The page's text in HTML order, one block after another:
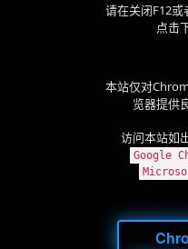
请在关闭F12或
点击
本站仅对
览器提供
访问本站如
Google